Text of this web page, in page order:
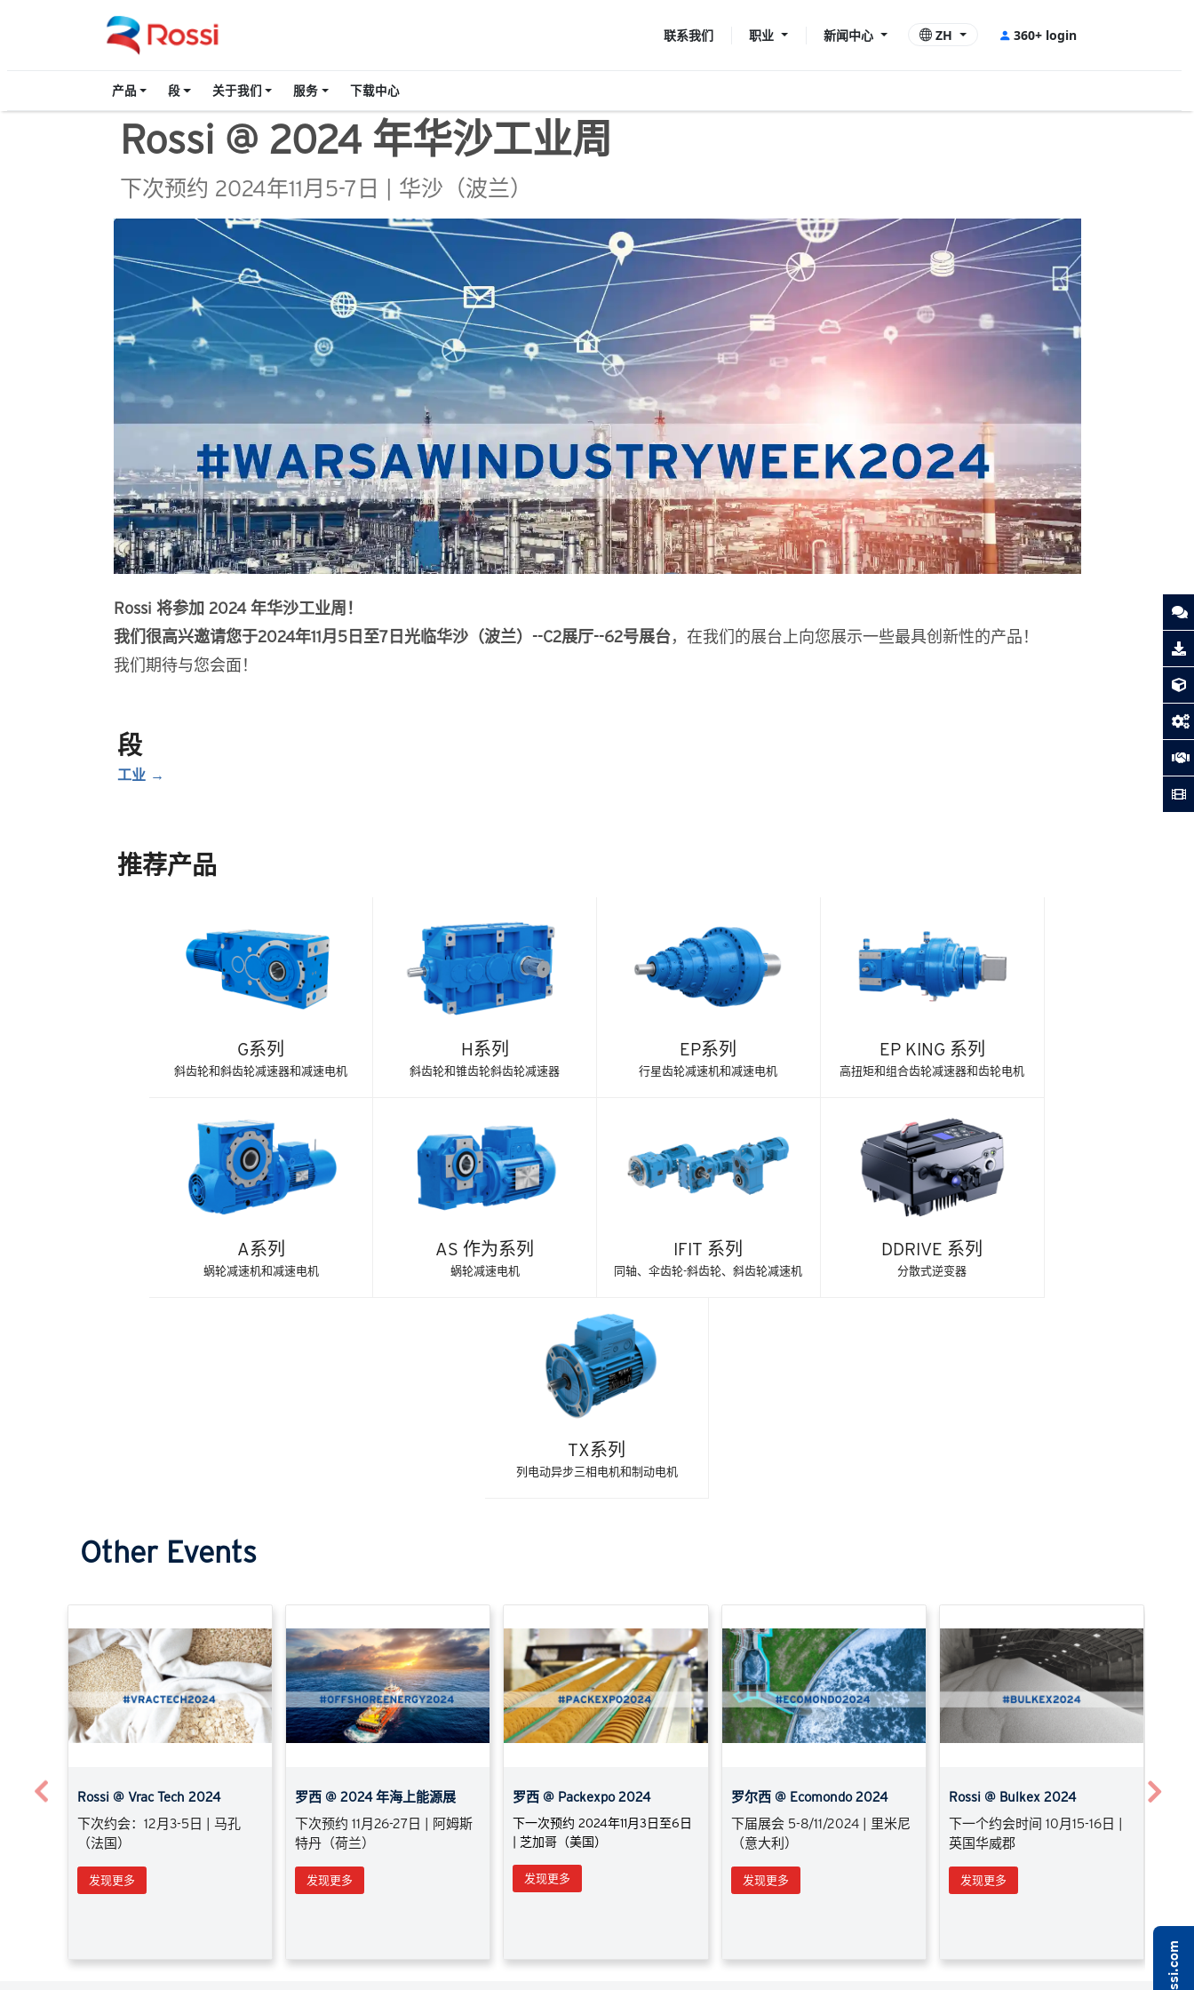
联系我们 职业 新闻中心 ZH 360+ login
产品 段 关于我们 服务 下载中心
Rossi @ 2024 年华沙工业周
下次预约 2024年11月5-7日 | 华沙（波兰）
Rossi 将参加 2024 年华沙工业周！
我们很高兴邀请您于2024年11月5日至7日光临华沙（波兰）--C2展厅--62号展台，在我们的展台上向您展示一些最具创新性的产品！
我们期待与您会面！
段
工业
推荐产品
G系列
斜齿轮和斜齿轮减速器和减速电机
H系列
斜齿轮和锥齿轮斜齿轮减速器
EP系列
行星齿轮减速机和减速电机
EP KING 系列
高扭矩和组合齿轮减速器和齿轮电机
A系列
蜗轮减速机和减速电机
AS 作为系列
蜗轮减速电机
IFIT 系列
同轴、伞齿轮-斜齿轮、斜齿轮减速机
DDRIVE 系列
分散式逆变器
TX系列
列电动异步三相电机和制动电机
Other Events
Rossi @ Vrac Tech 2024
下次约会：12月3-5日 | 马孔
（法国）
发现更多
罗西 @ 2024 年海上能源展
下次预约 11月26-27日 | 阿姆斯
特丹（荷兰）
发现更多
罗西 @ Packexpo 2024
下一次预约 2024年11月3日至6日
| 芝加哥（美国）
发现更多
罗尔西 @ Ecomondo 2024
下届展会 5-8/11/2024 | 里米尼
（意大利）
发现更多
Rossi @ Bulkex 2024
下一个约会时间 10月15-16日 |
英国华威郡
发现更多
Previous